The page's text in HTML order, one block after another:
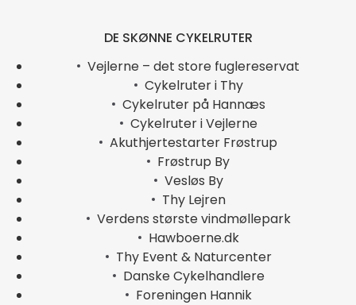
DE SKØNNE CYKELRUTER
Vejlerne – det store fuglereservat
Cykelruter i Thy
Cykelruter på Hannæs
Cykelruter i Vejlerne
Akuthjertestarter Frøstrup
Frøstrup By
Vesløs By
Thy Lejren
Verdens største vindmøllepark
Hawboerne.dk
Thy Event & Naturcenter
Danske Cykelhandlere
Foreningen Hannik